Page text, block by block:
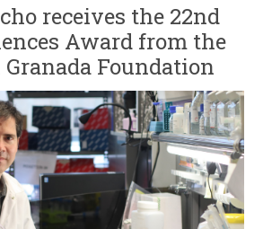
receives the 22nd
Award from the
Granada Foundation